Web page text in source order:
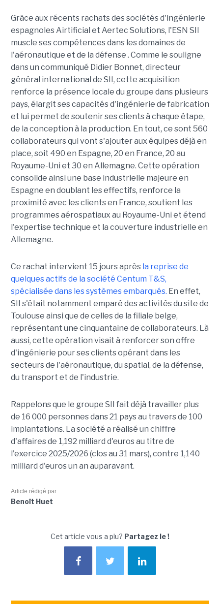
Grâce aux récents rachats des sociétés d'ingénierie
espagnoles Airtificial et Aertec Solutions, l'ESN SII
muscle ses compétences dans les domaines de
l'aéronautique et de la défense . Comme le souligne
dans un communiqué Didier Bonnet, directeur
général international de SII, cette acquisition
renforce la présence locale du groupe dans plusieurs
pays, élargit ses capacités d'ingénierie de fabrication
et lui permet de soutenir ses clients à chaque étape,
de la conception à la production. En tout, ce sont 560
collaborateurs qui vont s'ajouter aux équipes déjà en
place, soit 490 en Espagne, 20 en France, 20 au
Royaume-Uni et 30 en Allemagne. Cette opération
consolide ainsi une base industrielle majeure en
Espagne en doublant les effectifs, renforce la
proximité avec les clients en France, soutient les
programmes aérospatiaux au Royaume-Uni et étend
l'expertise technique et la couverture industrielle en
Allemagne.
Ce rachat intervient 15 jours après la reprise de
quelques actifs de la société Centum T&S,
spécialisée dans les systèmes embarqués. En effet,
SII s'était notamment emparé des activités du site de
Toulouse ainsi que de celles de la filiale belge,
représentant une cinquantaine de collaborateurs. Là
aussi, cette opération visait à renforcer son offre
d'ingénierie pour ses clients opérant dans les
secteurs de l'aéronautique, du spatial, de la défense,
du transport et de l'industrie.
Rappelons que le groupe SII fait déjà travailler plus
de 16 000 personnes dans 21 pays au travers de 100
implantations. La société a réalisé un chiffre
d'affaires de 1,192 milliard d'euros au titre de
l'exercice 2025/2026 (clos au 31 mars), contre 1,140
milliard d'euros un an auparavant.
Article rédigé par
Benoît Huet
Cet article vous a plu? Partagez le !